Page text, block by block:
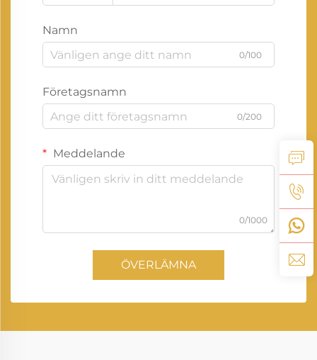
Namn
0/100
Företagsnamn
0/200
Meddelande
0/1000
ÖVERLÄMNA